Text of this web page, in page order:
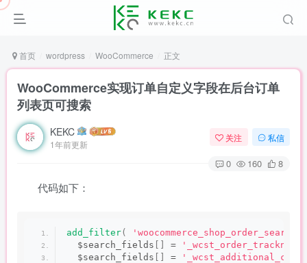
首页 wordpress WooCommerce 正文
WooCommerce实现订单自定义字段在后台订单
列表页可搜索
KEKC
1年前更新
关注 私信
0 160 8
代码如下：
add_filter(
  $search_fields
[] = '_wcst_order_trackno'
  $search_fields
[] =